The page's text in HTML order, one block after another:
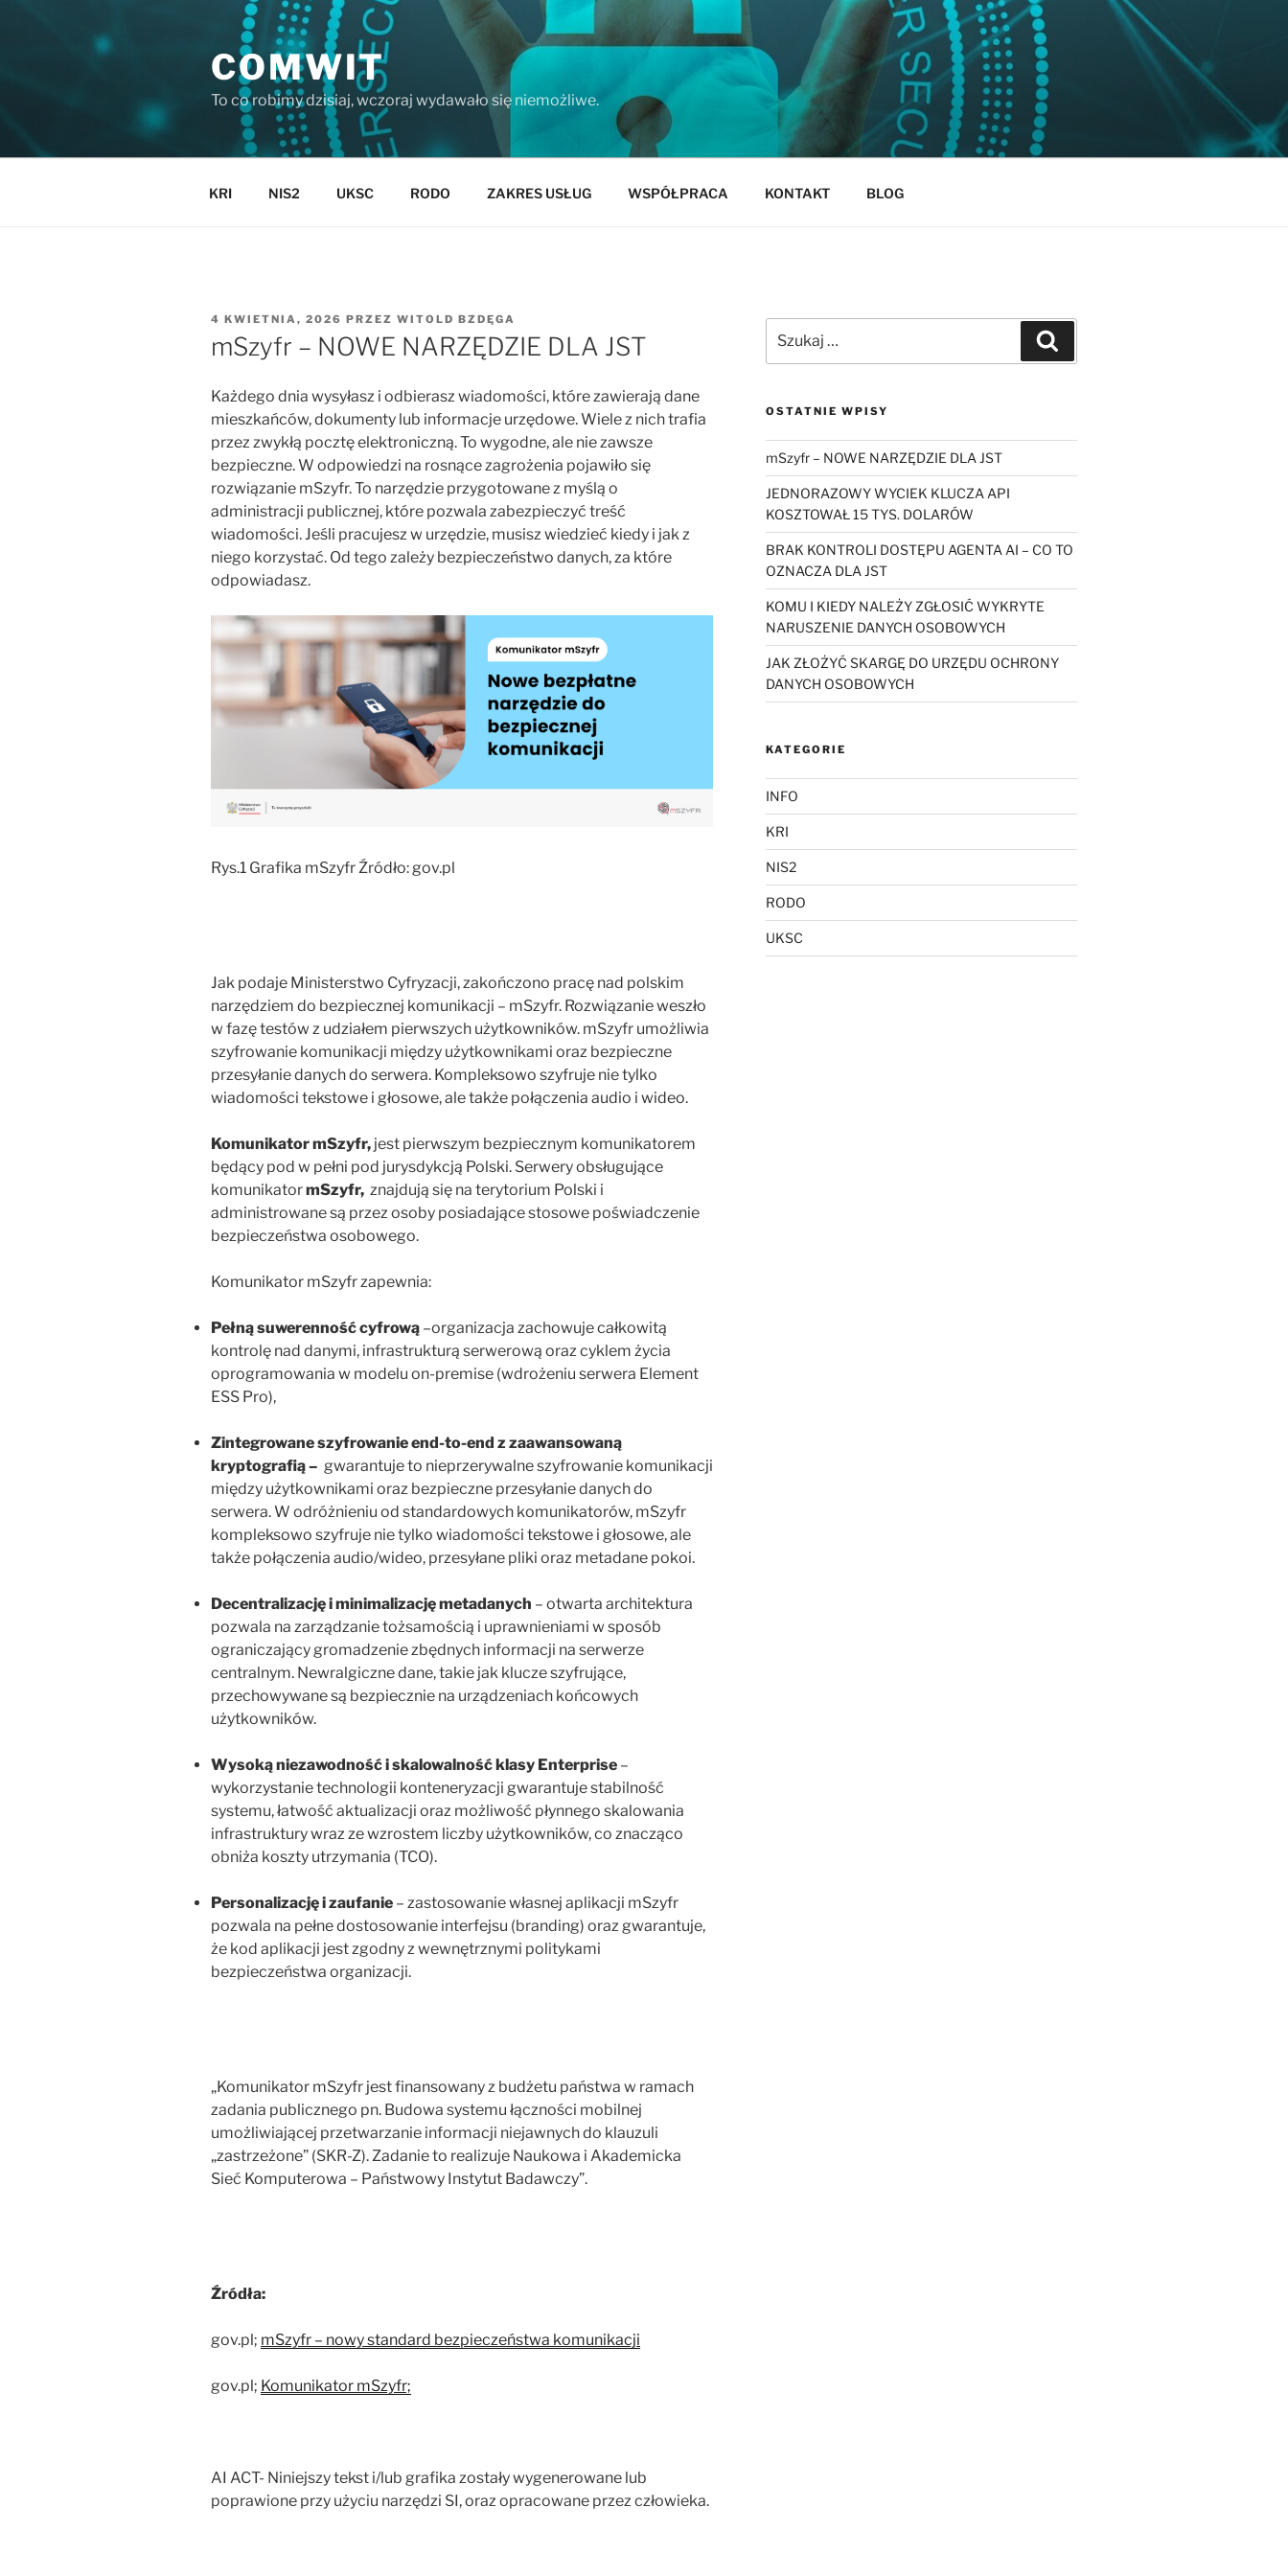
COMWIT
To co robimy dzisiaj, wczoraj wydawało się niemożliwe.
KRI NIS2 UKSC RODO ZAKRES USŁUG WSPÓŁPRACA KONTAKT BLOG
OPUBLIKOWANE
4 KWIETNIA, 2026 PRZEZ WITOLD BZDĘGA
mSzyfr – NOWE NARZĘDZIE DLA JST
Każdego dnia wysyłasz i odbierasz wiadomości, które zawierają dane
mieszkańców, dokumenty lub informacje urzędowe. Wiele z nich trafia
przez zwykłą pocztę elektroniczną. To wygodne, ale nie zawsze
bezpieczne. W odpowiedzi na rosnące zagrożenia pojawiło się
rozwiązanie mSzyfr. To narzędzie przygotowane z myślą o
administracji publicznej, które pozwala zabezpieczyć treść
wiadomości. Jeśli pracujesz w urzędzie, musisz wiedzieć kiedy i jak z
niego korzystać. Od tego zależy bezpieczeństwo danych, za które
odpowiadasz.
Rys.1 Grafika mSzyfr Źródło: gov.pl
Jak podaje Ministerstwo Cyfryzacji, zakończono pracę nad polskim
narzędziem do bezpiecznej komunikacji – mSzyfr. Rozwiązanie weszło
w fazę testów z udziałem pierwszych użytkowników. mSzyfr umożliwia
szyfrowanie komunikacji między użytkownikami oraz bezpieczne
przesyłanie danych do serwera. Kompleksowo szyfruje nie tylko
wiadomości tekstowe i głosowe, ale także połączenia audio i wideo.
Komunikator mSzyfr, jest pierwszym bezpiecznym komunikatorem
będący pod w pełni pod jurysdykcją Polski. Serwery obsługujące
komunikatormSzyfr, znajdują się na terytorium Polski i
administrowane są przez osoby posiadające stosowe poświadczenie
bezpieczeństwa osobowego.
Komunikator mSzyfr zapewnia:
Pełną suwerenność cyfrową –organizacja zachowuje całkowitą
kontrolę nad danymi, infrastrukturą serwerową oraz cyklem życia
oprogramowania w modelu on-premise (wdrożeniu serwera Element
ESS Pro),
Zintegrowane szyfrowanie end-to-end z zaawansowaną
kryptografią – gwarantuje to nieprzerywalne szyfrowanie komunikacji
między użytkownikami oraz bezpieczne przesyłanie danych do
serwera. W odróżnieniu od standardowych komunikatorów, mSzyfr
kompleksowo szyfruje nie tylko wiadomości tekstowe i głosowe, ale
także połączenia audio/wideo, przesyłane pliki oraz metadane pokoi.
Decentralizację i minimalizację metadanych – otwarta architektura
pozwala na zarządzanie tożsamością i uprawnieniami w sposób
ograniczający gromadzenie zbędnych informacji na serwerze
centralnym. Newralgiczne dane, takie jak klucze szyfrujące,
przechowywane są bezpiecznie na urządzeniach końcowych
użytkowników.
Wysoką niezawodność i skalowalność klasy Enterprise –
wykorzystanie technologii konteneryzacji gwarantuje stabilność
systemu, łatwość aktualizacji oraz możliwość płynnego skalowania
infrastruktury wraz ze wzrostem liczby użytkowników, co znacząco
obniża koszty utrzymania (TCO).
Personalizację i zaufanie – zastosowanie własnej aplikacji mSzyfr
pozwala na pełne dostosowanie interfejsu (branding) oraz gwarantuje,
że kod aplikacji jest zgodny z wewnętrznymi politykami
bezpieczeństwa organizacji.
„Komunikator mSzyfr jest finansowany z budżetu państwa w ramach
zadania publicznego pn. Budowa systemu łączności mobilnej
umożliwiającej przetwarzanie informacji niejawnych do klauzuli
„zastrzeżone” (SKR-Z). Zadanie to realizuje Naukowa i Akademicka
Sieć Komputerowa – Państwowy Instytut Badawczy”.
Źródła:
gov.pl; mSzyfr – nowy standard bezpieczeństwa komunikacji
gov.pl; Komunikator mSzyfr;
AI ACT- Niniejszy tekst i/lub grafika zostały wygenerowane lub
poprawione przy użyciu narzędzi SI, oraz opracowane przez człowieka.
OSTATNIE WPISY
mSzyfr – NOWE NARZĘDZIE DLA JST
JEDNORAZOWY WYCIEK KLUCZA API
KOSZTOWAŁ 15 TYS. DOLARÓW
BRAK KONTROLI DOSTĘPU AGENTA AI – CO TO
OZNACZA DLA JST
KOMU I KIEDY NALEŻY ZGŁOSIĆ WYKRYTE
NARUSZENIE DANYCH OSOBOWYCH
JAK ZŁOŻYĆ SKARGĘ DO URZĘDU OCHRONY
DANYCH OSOBOWYCH
KATEGORIE
INFO
KRI
NIS2
RODO
UKSC